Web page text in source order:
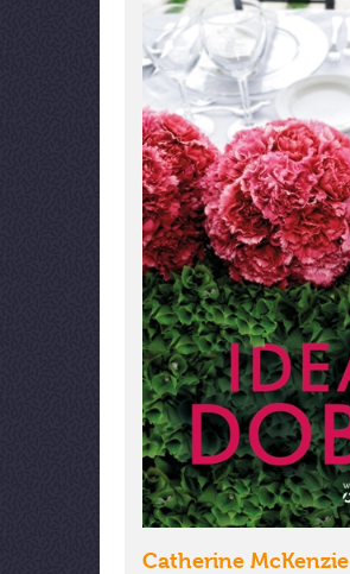
Catherine McKenzie